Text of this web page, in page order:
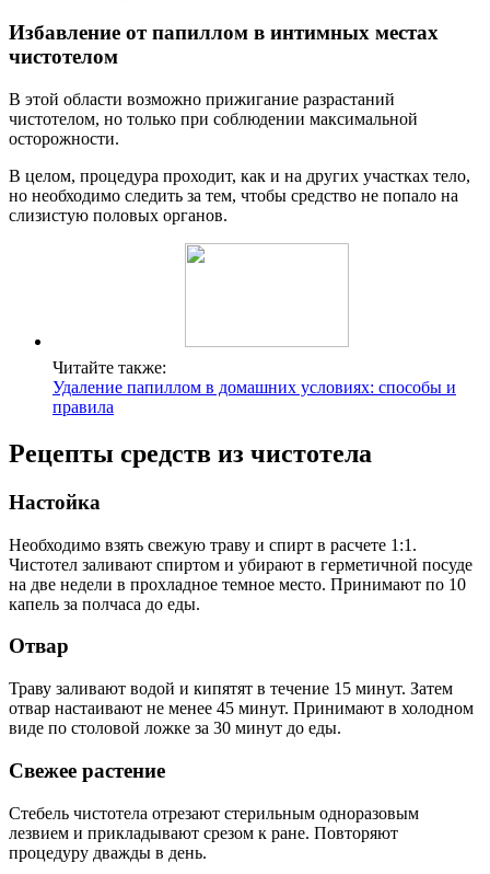
Избавление от папиллом в интимных местах
чистотелом
В этой области возможно прижигание разрастаний
чистотелом, но только при соблюдении максимальной
осторожности.
В целом, процедура проходит, как и на других участках тело,
но необходимо следить за тем, чтобы средство не попало на
слизистую половых органов.
Читайте также:
Удаление папиллом в домашних условиях: способы и
правила
Рецепты средств из чистотела
Настойка
Необходимо взять свежую траву и спирт в расчете 1:1.
Чистотел заливают спиртом и убирают в герметичной посуде
на две недели в прохладное темное место. Принимают по 10
капель за полчаса до еды.
Отвар
Траву заливают водой и кипятят в течение 15 минут. Затем
отвар настаивают не менее 45 минут. Принимают в холодном
виде по столовой ложке за 30 минут до еды.
Свежее растение
Стебель чистотела отрезают стерильным одноразовым
лезвием и прикладывают срезом к ране. Повторяют
процедуру дважды в день.